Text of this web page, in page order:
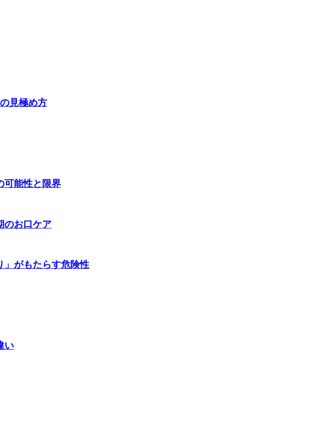
見極め方
可能性と限界
のお口ケア
」がもたらす危険性
い